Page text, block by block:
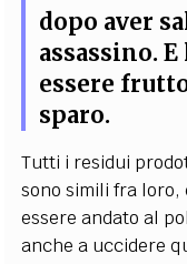
dopo aver
assassino.
essere
sparo.
Tutti i residui
sono simili fra
essere andato al
anche a uccidere